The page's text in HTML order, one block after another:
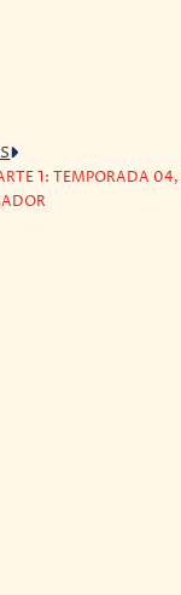
1: TEMPORADA 04,